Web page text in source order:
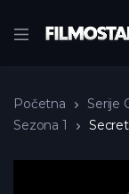
Početna Serije
Sezona 1